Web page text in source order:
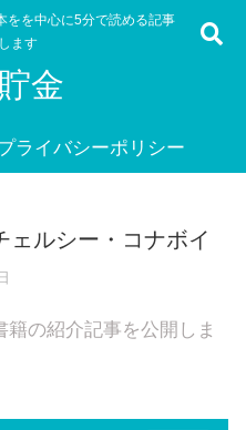
をを中心に5分で読める記事
ます
金
ライバシーポリシー
ェルシー・コナボイ
の紹介記事を公開しま